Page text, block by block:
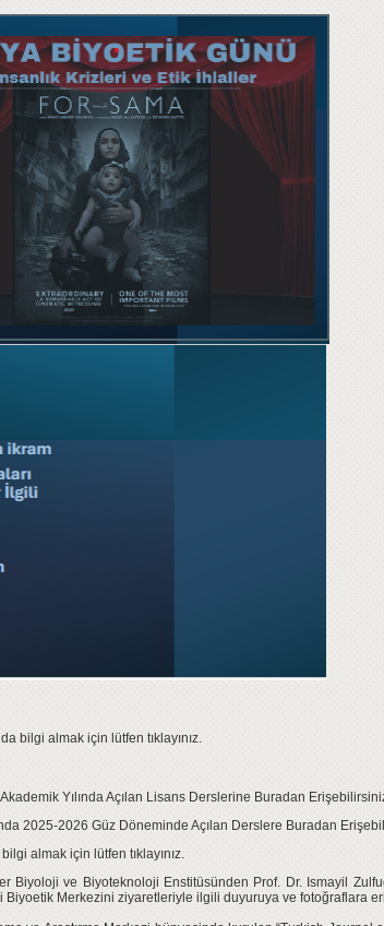
bilgi almak için lütfen tıklayınız.
Yılında Açılan Lisans Derslerine Buradan
2025-2026 Güz Döneminde Açılan Derslere Buradan
almak için lütfen tıklayınız.
Biyoloji ve Biyoteknoloji Enstitüsünden Prof. Dr. Ismayil
Merkezini ziyaretleriyle ilgili duyuruya ve fotoğraflara